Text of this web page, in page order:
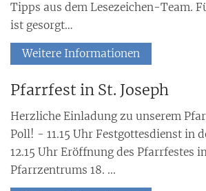
Tipps aus dem Lesezeichen-Team.
ist gesorgt…
Weitere Informationen
Pfarrfest in St. Joseph
Herzliche Einladung zu unserem
Poll! - 11.15 Uhr Festgottesdienst in
12.15 Uhr Eröffnung des Pfarrfestes
Pfarrzentrums 18. ...